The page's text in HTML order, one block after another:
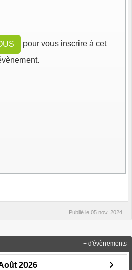
pour vous inscrire à cet
Publié le 05 nov. 2024
2026
+ d'évènements